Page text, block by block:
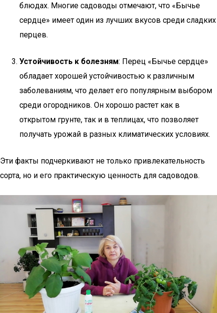
блюдах. Многие садоводы отмечают, что «Бычье
сердце» имеет один из лучших вкусов среди сладких
перцев.
Устойчивость к болезням: Перец «Бычье сердце»
обладает хорошей устойчивостью к различным
заболеваниям, что делает его популярным выбором
среди огородников. Он хорошо растет как в
открытом грунте, так и в теплицах, что позволяет
получать урожай в разных климатических условиях.
Эти факты подчеркивают не только привлекательность
сорта, но и его практическую ценность для садоводов.